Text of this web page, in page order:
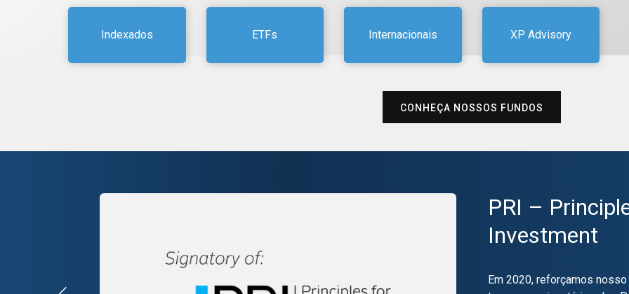
Indexados ETFs Internacionais XP Advisory
CONHEÇA NOSSOS FUNDOS
PRI –
Investment
Em 2020, reforçamos
XP Asset
(Excelente) da
A avaliação MQ1.br reflete